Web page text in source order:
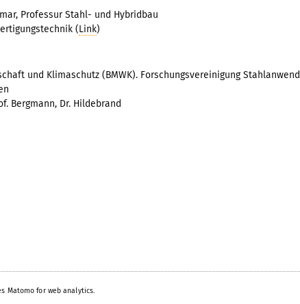
Professur Stahl- und Hybridbau
(Link)
und Klimaschutz (BMWK). Forschungsvereinigung
Bergmann, Dr. Hildebrand
Matomo for web analytics.